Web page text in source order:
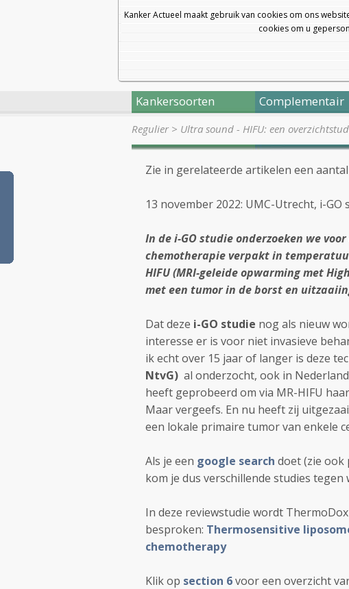
Kanker Actueel maakt gebruik van cookies om ons
cookies om u
Kankersoorten Complementair
Regulier> Ultra sound - HIFU: een
Zie in gerelateerde artikelen een
13 november 2022: UMC-Utrecht, i-GO
In de i-GO studie onderzoeken we
chemotherapie verpakt in
HIFU (MRI-geleide opwarming met
met een tumor in de borst en
Dat deze i-GO studie nog als nieuw
interesse er is voor niet invasieve
ik echt over 15 jaar of langer is deze
NtvG) al onderzocht, ook in
heeft geprobeerd om via MR-HIFU
Maar vergeefs. En nu heeft zij
een lokale primaire tumor van enkele
Als je een google search doet (zie ook
kom je dus verschillende studies tegen
In deze reviewstudie wordt
besproken: Thermosensitive
chemotherapy
Klik op section 6voor een overzicht